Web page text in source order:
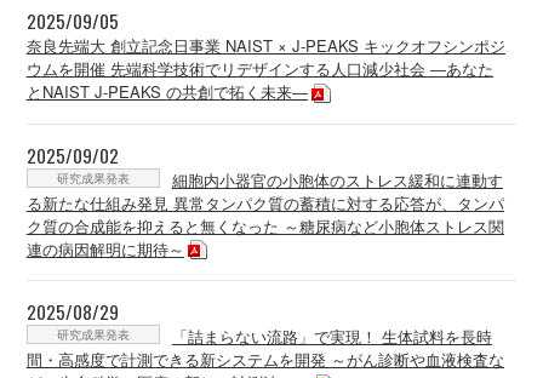
2025/09/05
奈良先端大 創立記念日事業 NAIST × J-PEAKS キックオフシンポジ
ウムを開催 先端科学技術でリデザインする人口減少社会 ―あなた
とNAIST J-PEAKS の共創で拓く未来―
2025/09/02
研究成果発表
細胞内小器官の小胞体のストレス緩和に連動す
る新たな仕組み発見 異常タンパク質の蓄積に対する応答が、タンパ
ク質の合成能を抑えると無くなった ～糖尿病など小胞体ストレス関
連の病因解明に期待～
2025/08/29
研究成果発表
「詰まらない流路」で実現！ 生体試料を長時
間・高感度で計測できる新システムを開発 ～がん診断や血液検査な